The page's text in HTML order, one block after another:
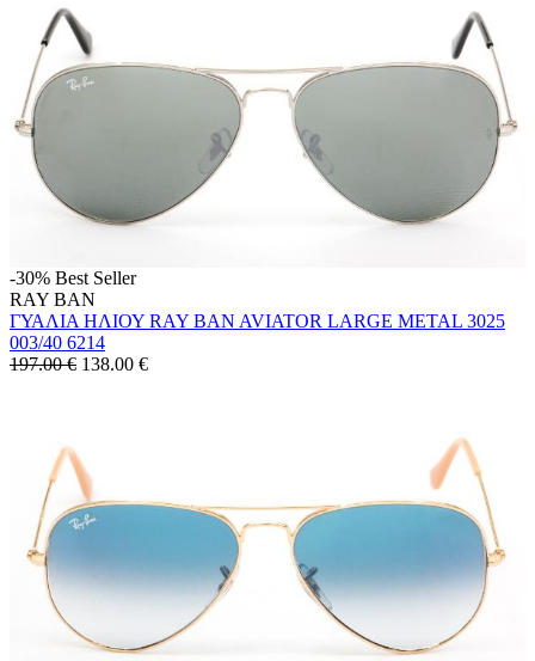
-30% Best Seller
RAY BAN
ΓΥΑΛΙΑ ΗΛΙΟΥ RAY BAN AVIATOR LARGE METAL 3025
003/40 6214
197.00 € 138.00 €